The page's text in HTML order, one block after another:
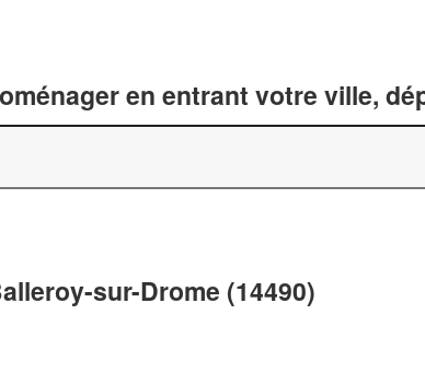
en entrant votre ville,
sur-Drome (14490)